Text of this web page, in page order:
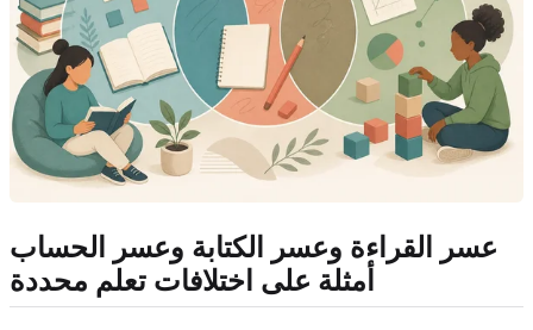
عسر القراءة وعسر الكتابة وعسر الحساب
أمثلة على اختلافات تعلم محددة